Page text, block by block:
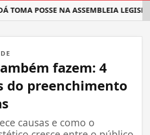
POSSE NA ASSEMBLEIA
fazem: 4
do preenchimento
causas e como o